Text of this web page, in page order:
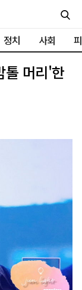
정치 사회
톨 머리'한